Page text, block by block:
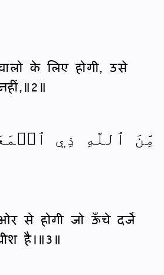
के लिए होगी, उसे
مِّنَ ٱللَّهِ ذِي
से होगी जो ऊँचे दर्जे
है।॥3॥